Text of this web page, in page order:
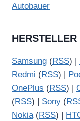
Autobauer
Samsung (RSS) |
Redmi (RSS) |
OnePlus (RSS) |
(RSS) | Sony (
Nokia(RSS) |